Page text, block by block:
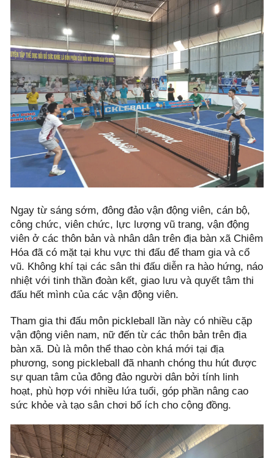
Ngay từ sáng sớm, đông đảo vận động viên, cán bộ,
công chức, viên chức, lực lượng vũ trang, vận động
viên ở các thôn bản và nhân dân trên địa bàn xã Chiêm
Hóa đã có mặt tại khu vực thi đấu để tham gia và cổ
vũ. Không khí tại các sân thi đấu diễn ra hào hứng, náo
nhiệt với tinh thần đoàn kết, giao lưu và quyết tâm thi
đấu hết mình của các vận động viên.
Tham gia thi đấu môn pickleball lần này có nhiều cặp
vận động viên nam, nữ đến từ các thôn bản trên địa
bàn xã. Dù là môn thể thao còn khá mới tại địa
phương, song pickleball đã nhanh chóng thu hút được
sự quan tâm của đông đảo người dân bởi tính linh
hoạt, phù hợp với nhiều lứa tuổi, góp phần nâng cao
sức khỏe và tạo sân chơi bổ ích cho cộng đồng.